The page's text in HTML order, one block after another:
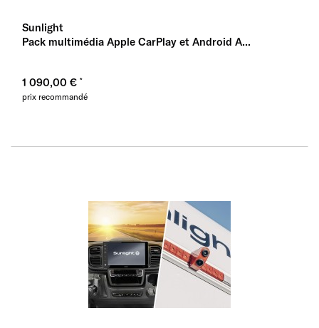
Sunlight
Pack multimédia Apple CarPlay et Android A...
1 090,00 €
prix recommandé